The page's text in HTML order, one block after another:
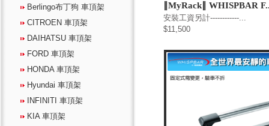
Berlingo布丁狗 車頂架
CITROEN 車頂架
DAIHATSU 車頂架
FORD 車頂架
HONDA 車頂架
Hyundai 車頂架
INFINITI 車頂架
KIA 車頂架
∥MyRack∥ WHISPBAR
安裝工資另計------------...
$11,500